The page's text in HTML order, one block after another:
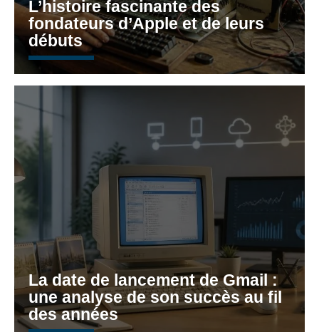
L’histoire fascinante des
fondateurs d’Apple et de leurs
débuts
La date de lancement de Gmail :
une analyse de son succès au fil
des années